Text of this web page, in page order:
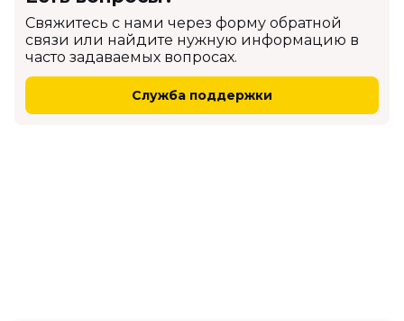
Cвяжитесь с нами через форму обратной
связи или найдите нужную информацию в
часто задаваемых вопросах.
Служба поддержки